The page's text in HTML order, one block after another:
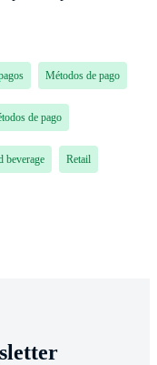
Métodos de pago
de pago
beverage Retail